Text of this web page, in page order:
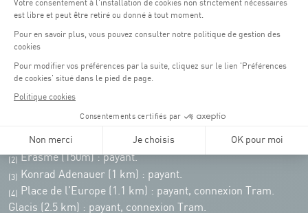
Transport en commun: Arrêt Tram "Coque"
Parkings:
Parking Coque
clients Coque(hors manifestations)
Pendant les jours d'événements à la Coque, les places de parkings sont
restreintes. Veuillez privilégier les transports en commun dans la mesure du
(2) Erasme (150m) : payant.
(3) Konrad Adenauer (1 km) : payant.
(4)
Place de l'Europe (1.1 km) : payant, connexion Tram.
Glacis (2.5 km) : payant, connexion Tram.